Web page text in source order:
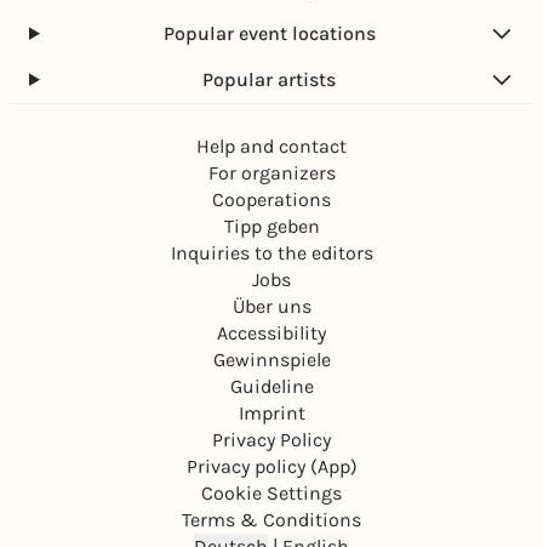
Popular event locations
Popular artists
Help and contact
For organizers
Cooperations
Tipp geben
Inquiries to the editors
Jobs
Über uns
Accessibility
Gewinnspiele
Guideline
Imprint
Privacy Policy
Privacy policy (App)
Cookie Settings
Terms & Conditions